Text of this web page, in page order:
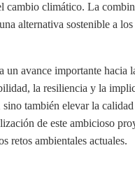
cambio climático. La
alternativa sostenible a
avance importante hacia
la resiliencia y la
también elevar la
de este ambicioso
retos ambientales actuales.